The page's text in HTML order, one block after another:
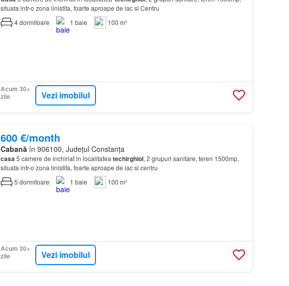
situata intr-o zona linistita, foarte aproape de lac si Centru
4dormitoare 1 baie 100 m²
Acum 30+
zile
Vezi imobilul
600 €/month
Cabană în 906100, Județul Constanța
casa5 camere de inchiriat in localitatea techirghiol, 2 grupuri sanitare, teren 1500mp,
situata intr-o zona linistita, foarte aproape de lac si centru
5 dormitoare 1 baie 100 m²
Acum 30+
zile
Vezi imobilul